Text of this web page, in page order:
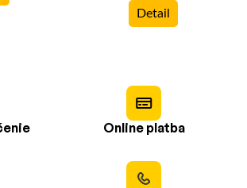
Detail
Online platba